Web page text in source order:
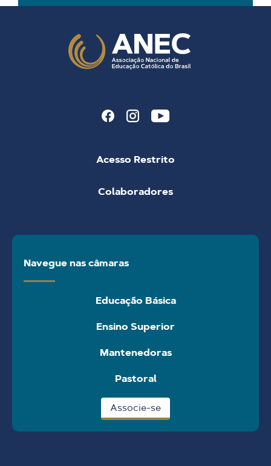
Acesso Restrito
Colaboradores
Navegue nas câmaras
Educação Básica
Ensino Superior
Mantenedoras
Pastoral
Associe-se